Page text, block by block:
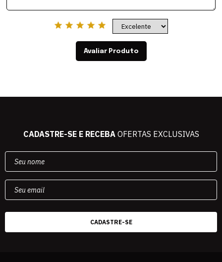
Avaliar Produto
CADASTRE-SE E RECEBAOFERTAS EXCLUSIVAS